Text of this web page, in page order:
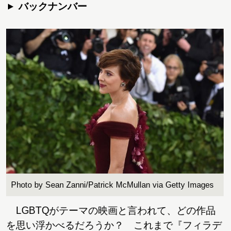
バックナンバー
Photo by Sean Zanni/Patrick McMullan via Getty Images
LGBTQがテーマの映画と言われて、どの作品
を思い浮かべるだろうか？ これまで『フィラデ